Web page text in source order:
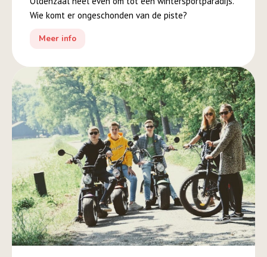
Wie komt er ongeschonden van de piste?
Meer info